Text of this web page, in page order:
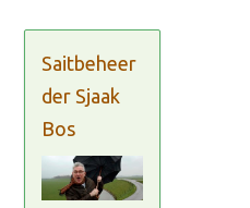
Saitbeheer
der Sjaak
Bos